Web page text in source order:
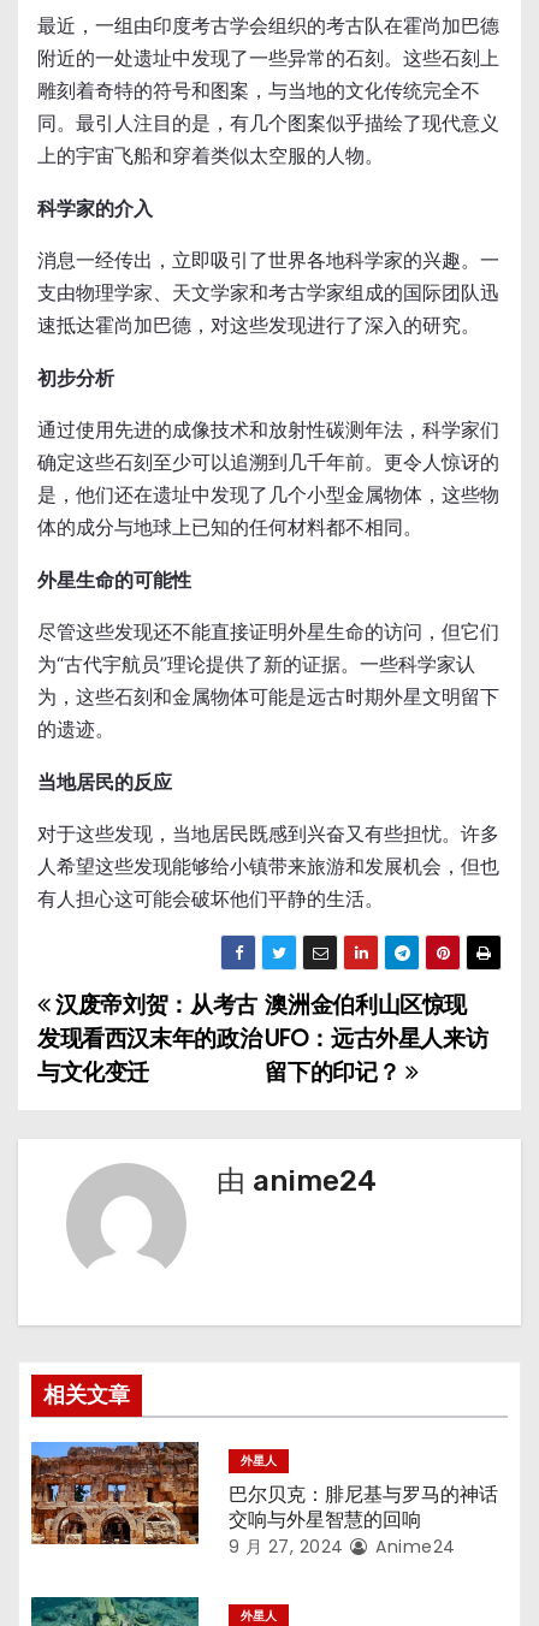
最近，一组由印度考古学会组织的考古队在霍尚加巴德
附近的一处遗址中发现了一些异常的石刻。这些石刻上
雕刻着奇特的符号和图案，与当地的文化传统完全不
同。最引人注目的是，有几个图案似乎描绘了现代意义
上的宇宙飞船和穿着类似太空服的人物。
科学家的介入
消息一经传出，立即吸引了世界各地科学家的兴趣。一
支由物理学家、天文学家和考古学家组成的国际团队迅
速抵达霍尚加巴德，对这些发现进行了深入的研究。
初步分析
通过使用先进的成像技术和放射性碳测年法，科学家们
确定这些石刻至少可以追溯到几千年前。更令人惊讶的
是，他们还在遗址中发现了几个小型金属物体，这些物
体的成分与地球上已知的任何材料都不相同。
外星生命的可能性
尽管这些发现还不能直接证明外星生命的访问，但它们
为“古代宇航员”理论提供了新的证据。一些科学家认
为，这些石刻和金属物体可能是远古时期外星文明留下
的遗迹。
当地居民的反应
对于这些发现，当地居民既感到兴奋又有些担忧。许多
人希望这些发现能够给小镇带来旅游和发展机会，但也
有人担心这可能会破坏他们平静的生活。
文
章
澳洲金伯利山区惊现
UFO：远古外星人来访
留下的印记？
汉废帝刘贺：从考古
发现看西汉末年的政治
与文化变迁
由 anime24
相关文章
外星人
巴尔贝克：腓尼基与罗马的神话
交响与外星智慧的回响
9 月 27, 2024 Anime24
外星人